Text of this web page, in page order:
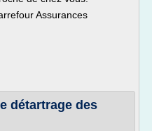
Assurances
détartrage des